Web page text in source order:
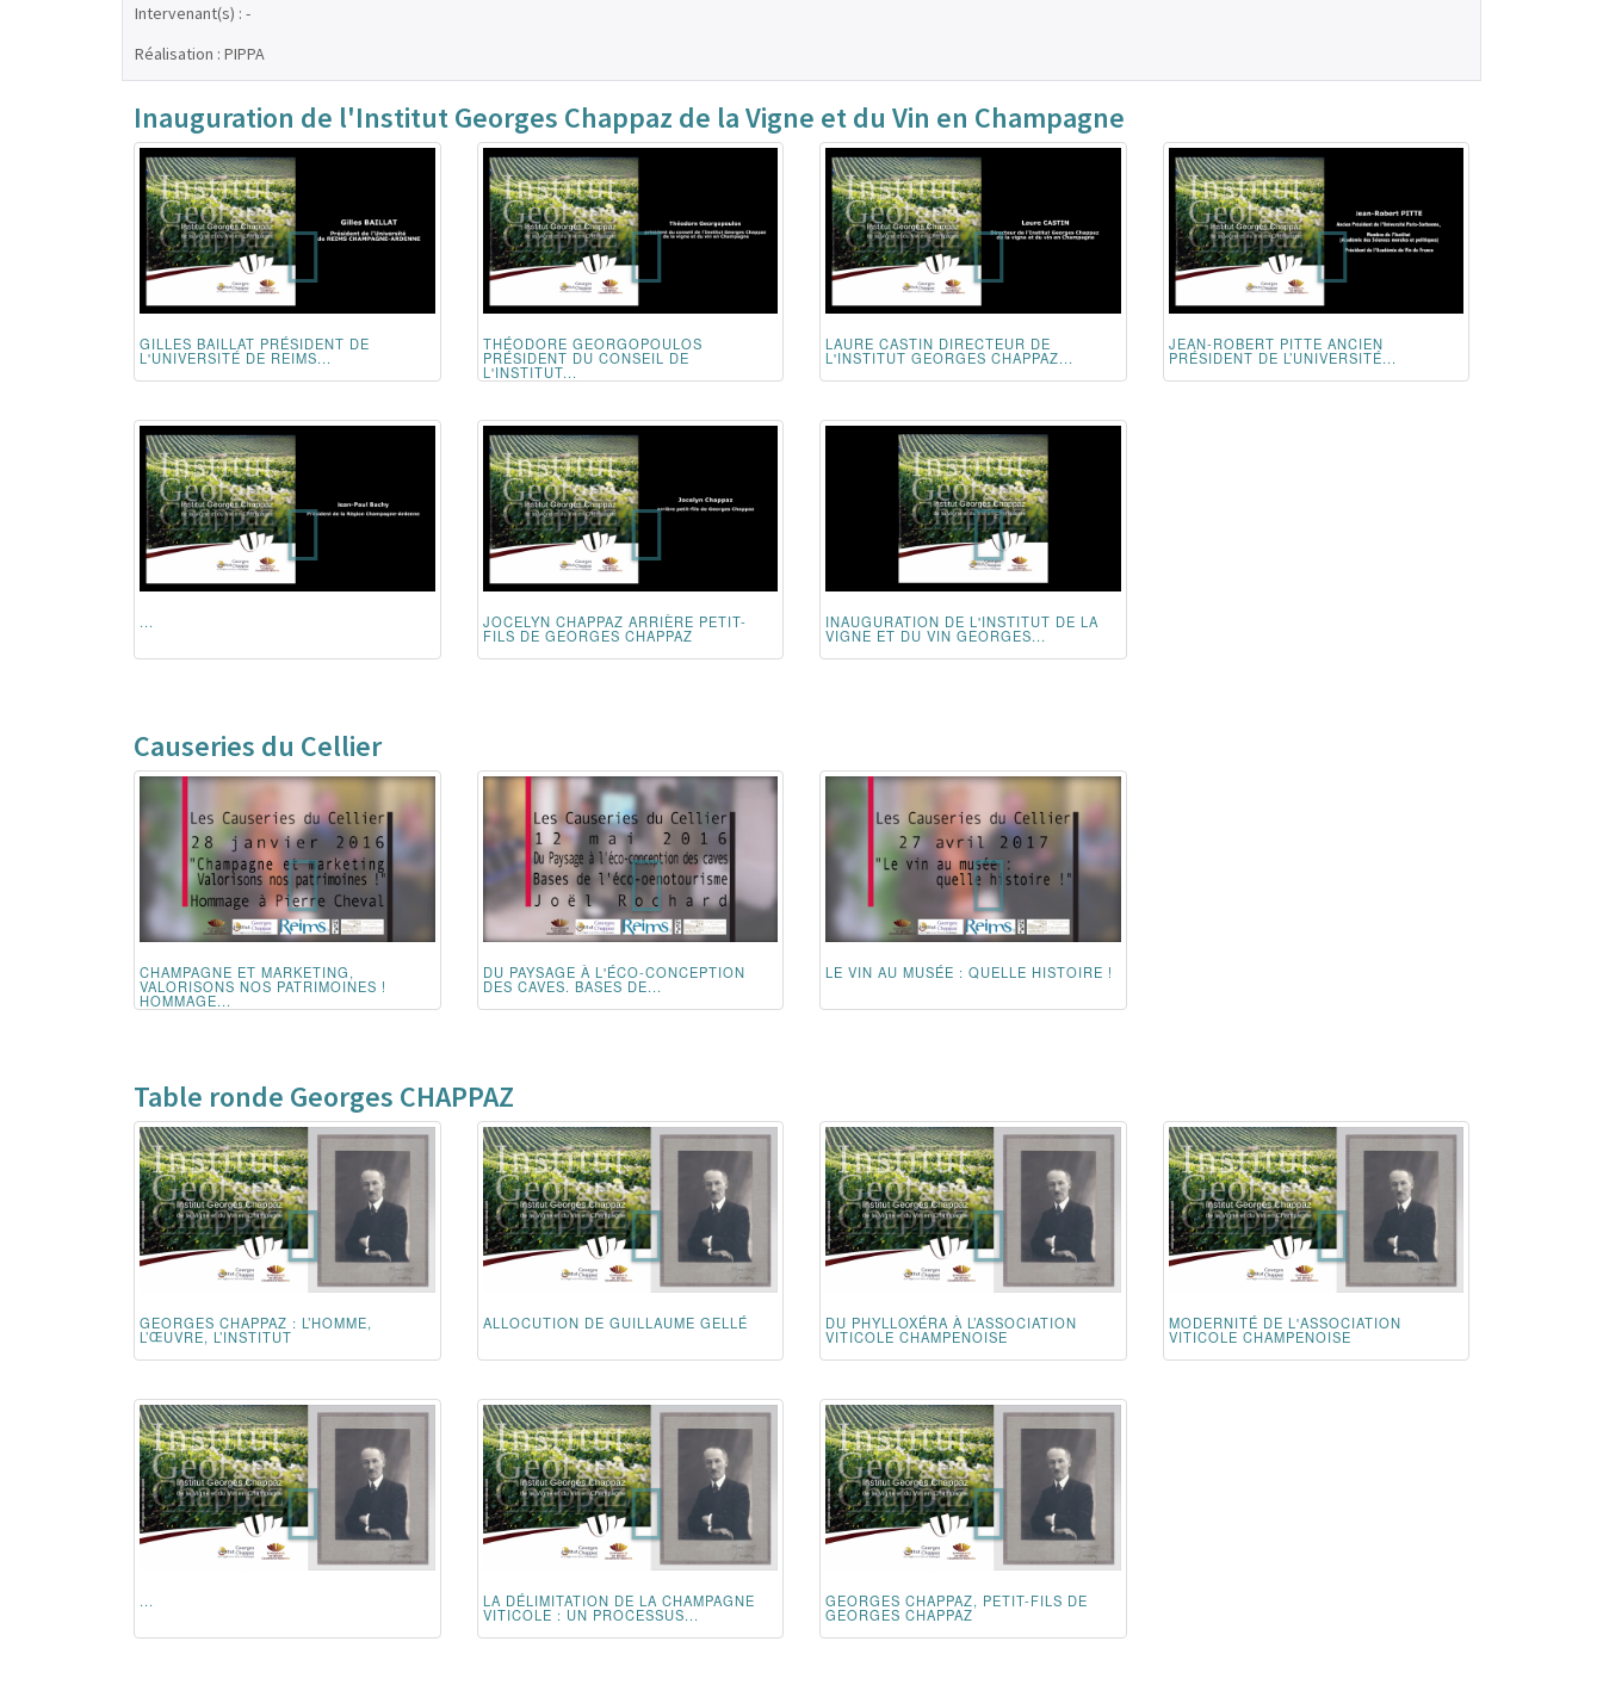
Intervenant(s) : -
Réalisation : PIPPA
Inauguration de l'Institut Georges Chappaz de la Vigne et du Vin en Champagne
GILLES BAILLAT PRÉSIDENT DE
L'UNIVERSITÉ DE REIMS...
THÉODORE GEORGOPOULOS
PRÉSIDENT DU CONSEIL DE
L'INSTITUT...
LAURE CASTIN DIRECTEUR DE
L'INSTITUT GEORGES CHAPPAZ...
JEAN-ROBERT PITTE ANCIEN
PRÉSIDENT DE L’UNIVERSITÉ...
... JOCELYN CHAPPAZ ARRIÈRE PETIT-
FILS DE GEORGES CHAPPAZ
INAUGURATION DE L'INSTITUT DE LA
VIGNE ET DU VIN GEORGES...
Causeries du Cellier
CHAMPAGNE ET MARKETING,
VALORISONS NOS PATRIMOINES !
HOMMAGE...
DU PAYSAGE À L'ÉCO-CONCEPTION
DES CAVES. BASES DE...
LE VIN AU MUSÉE : QUELLE HISTOIRE !
Table ronde Georges CHAPPAZ
GEORGES CHAPPAZ : L’HOMME,
L’ŒUVRE, L’INSTITUT
ALLOCUTION DE GUILLAUME GELLÉ DU PHYLLOXÉRA À L’ASSOCIATION
VITICOLE CHAMPENOISE
MODERNITÉ DE L'ASSOCIATION
VITICOLE CHAMPENOISE
... LA DÉLIMITATION DE LA CHAMPAGNE
VITICOLE : UN PROCESSUS...
GEORGES CHAPPAZ, PETIT-FILS DE
GEORGES CHAPPAZ